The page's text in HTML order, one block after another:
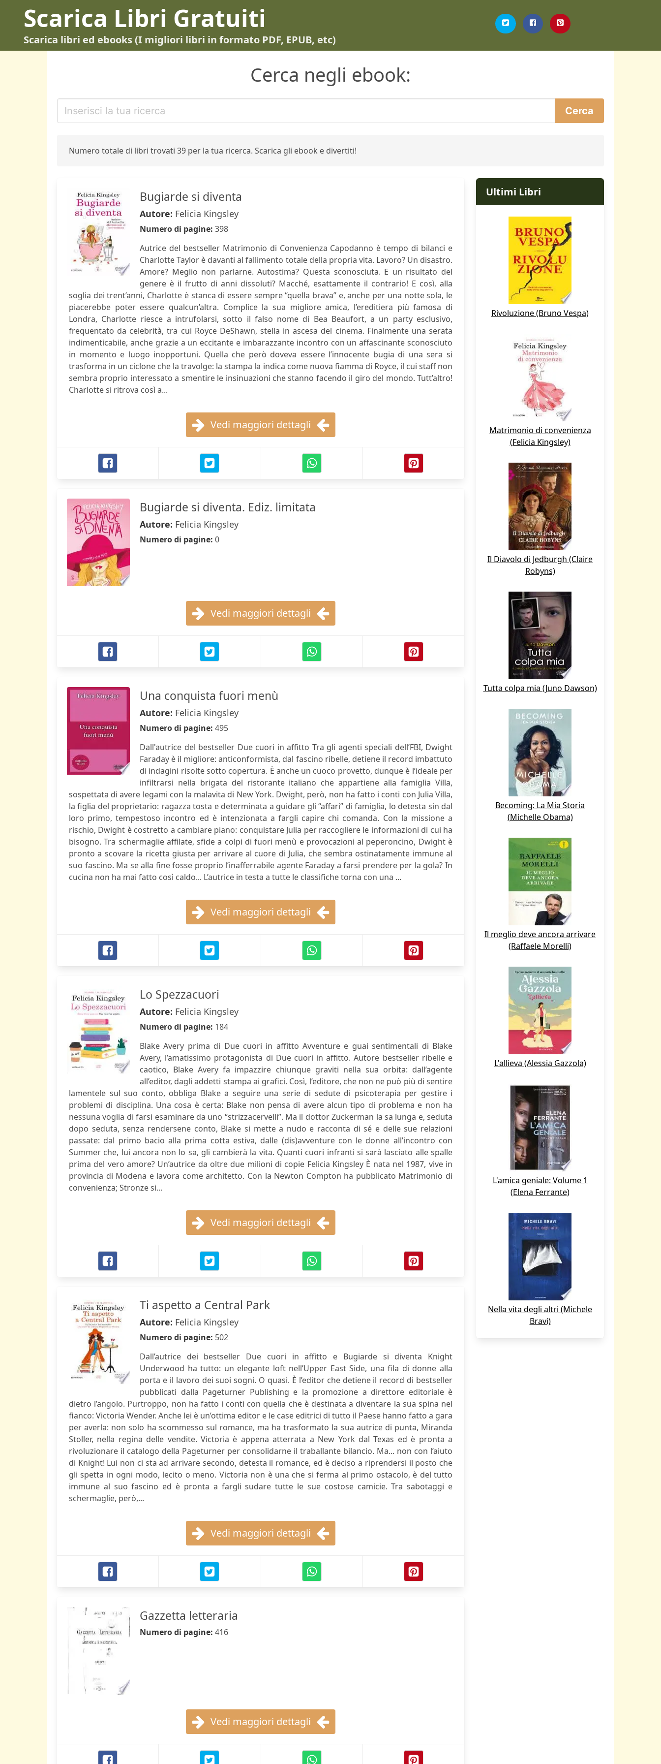
Scarica Libri Gratuiti
Scarica libri ed ebooks (I migliori libri in formato PDF, EPUB, etc)
Cerca negli ebook:
Numero totale di libri trovati 39 per la tua ricerca. Scarica gli ebook e divertiti!
Bugiarde si diventa
Autore: Felicia Kingsley
Numero di pagine: 398
Autrice del bestseller Matrimonio di Convenienza Capodanno è tempo di bilanci e
Charlotte Taylor è davanti al fallimento totale della propria vita. Lavoro? Un disastro.
Amore? Meglio non parlarne. Autostima? Questa sconosciuta. E un risultato del
genere è il frutto di anni dissoluti? Macché, esattamente il contrario! E così, alla
soglia dei trent’anni, Charlotte è stanca di essere sempre “quella brava” e, anche per una notte sola, le
piacerebbe poter essere qualcun’altra. Complice la sua migliore amica, l’ereditiera più famosa di
Londra, Charlotte riesce a intrufolarsi, sotto il falso nome di Bea Beaufort, a un party esclusivo,
frequentato da celebrità, tra cui Royce DeShawn, stella in ascesa del cinema. Finalmente una serata
indimenticabile, anche grazie a un eccitante e imbarazzante incontro con un affascinante sconosciuto
in momento e luogo inopportuni. Quella che però doveva essere l’innocente bugia di una sera si
trasforma in un ciclone che la travolge: la stampa la indica come nuova fiamma di Royce, il cui staff non
sembra proprio interessato a smentire le insinuazioni che stanno facendo il giro del mondo. Tutt’altro!
Charlotte si ritrova così a...
Vedi maggiori dettagli
Bugiarde si diventa. Ediz. limitata
Autore: Felicia Kingsley
Numero di pagine: 0
Vedi maggiori dettagli
Una conquista fuori menù
Autore: Felicia Kingsley
Numero di pagine: 495
Dall'autrice del bestseller Due cuori in affitto Tra gli agenti speciali dell’FBI, Dwight
Faraday è il migliore: anticonformista, dal fascino ribelle, detiene il record imbattuto
di indagini risolte sotto copertura. È anche un cuoco provetto, dunque è l’ideale per
infiltrarsi nella brigata del ristorante italiano che appartiene alla famiglia Villa,
sospettata di avere legami con la malavita di New York. Dwight, però, non ha fatto i conti con Julia Villa,
la figlia del proprietario: ragazza tosta e determinata a guidare gli “affari” di famiglia, lo detesta sin dal
loro primo, tempestoso incontro ed è intenzionata a fargli capire chi comanda. Con la missione a
rischio, Dwight è costretto a cambiare piano: conquistare Julia per raccogliere le informazioni di cui ha
bisogno. Tra schermaglie affilate, sfide a colpi di fuori menù e provocazioni al peperoncino, Dwight è
pronto a scovare la ricetta giusta per arrivare al cuore di Julia, che sembra ostinatamente immune al
suo fascino. Ma se alla fine fosse proprio l’inafferrabile agente Faraday a farsi prendere per la gola? In
cucina non ha mai fatto così caldo... L’autrice in testa a tutte le classifiche torna con una ...
Vedi maggiori dettagli
Lo Spezzacuori
Autore: Felicia Kingsley
Numero di pagine: 184
Blake Avery prima di Due cuori in affitto Avventure e guai sentimentali di Blake
Avery, l’amatissimo protagonista di Due cuori in affitto. Autore bestseller ribelle e
caotico, Blake Avery fa impazzire chiunque graviti nella sua orbita: dall’agente
all’editor, dagli addetti stampa ai grafici. Così, l’editore, che non ne può più di sentire
lamentele sul suo conto, obbliga Blake a seguire una serie di sedute di psicoterapia per gestire i
problemi di disciplina. Una cosa è certa: Blake non pensa di avere alcun tipo di problema e non ha
nessuna voglia di farsi esaminare da uno “strizzacervelli”. Ma il dottor Zuckerman la sa lunga e, seduta
dopo seduta, senza rendersene conto, Blake si mette a nudo e racconta di sé e delle sue relazioni
passate: dal primo bacio alla prima cotta estiva, dalle (dis)avventure con le donne all’incontro con
Summer che, lui ancora non lo sa, gli cambierà la vita. Quanti cuori infranti si sarà lasciato alle spalle
prima del vero amore? Un’autrice da oltre due milioni di copie Felicia Kingsley È nata nel 1987, vive in
provincia di Modena e lavora come architetto. Con la Newton Compton ha pubblicato Matrimonio di
convenienza; Stronze si...
Vedi maggiori dettagli
Ti aspetto a Central Park
Autore: Felicia Kingsley
Numero di pagine: 502
Dall’autrice dei bestseller Due cuori in affitto e Bugiarde si diventa Knight
Underwood ha tutto: un elegante loft nell’Upper East Side, una fila di donne alla
porta e il lavoro dei suoi sogni. O quasi. È l’editor che detiene il record di bestseller
pubblicati dalla Pageturner Publishing e la promozione a direttore editoriale è
dietro l’angolo. Purtroppo, non ha fatto i conti con quella che è destinata a diventare la sua spina nel
fianco: Victoria Wender. Anche lei è un’ottima editor e le case editrici di tutto il Paese hanno fatto a gara
per averla: non solo ha scommesso sul romance, ma ha trasformato la sua autrice di punta, Miranda
Stoller, nella regina delle vendite. Victoria è appena atterrata a New York dal Texas ed è pronta a
rivoluzionare il catalogo della Pageturner per consolidarne il traballante bilancio. Ma... non con l’aiuto
di Knight! Lui non ci sta ad arrivare secondo, detesta il romance, ed è deciso a riprendersi il posto che
gli spetta in ogni modo, lecito o meno. Victoria non è una che si ferma al primo ostacolo, è del tutto
immune al suo fascino ed è pronta a fargli sudare tutte le sue costose camicie. Tra sabotaggi e
schermaglie, però,...
Vedi maggiori dettagli
Gazzetta letteraria
Numero di pagine: 416
Vedi maggiori dettagli
Ultimi Libri
Rivoluzione (Bruno Vespa)
Matrimonio di convenienza
(Felicia Kingsley)
Il Diavolo di Jedburgh (Claire
Robyns)
Tutta colpa mia (Juno Dawson)
Becoming: La Mia Storia
(Michelle Obama)
Il meglio deve ancora arrivare
(Raffaele Morelli)
L'allieva (Alessia Gazzola)
L'amica geniale: Volume 1
(Elena Ferrante)
Nella vita degli altri (Michele
Bravi)